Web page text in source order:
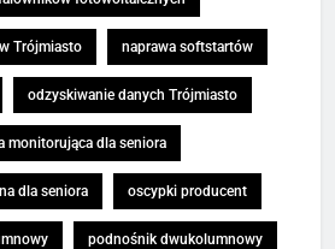
Trójmiasto naprawa softstartów
odzyskiwanie danych Trójmiasto
monitorująca dla seniora
dla seniora oscypki producent
podnośnik dwukolumnowy